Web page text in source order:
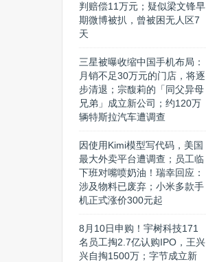
判赔偿11万元；疑似梁文锋早
期微博被扒，曾被困无人区7
天
三星被曝收缩中国手机布局：
月销不足30万元的门店，将逐
步清退；宗馥莉的「同父异母
兄弟」成立新公司；约120万
辆特斯拉汽车遭调查
因使用Kimi模型写代码，美国
最大外卖平台遭调查；员工临
下班对嘴喷奶油！瑞幸回应：
涉及物料已废弃；小米多款手
机正式涨价300元起
8月10日申购！宇树科技171
名员工掏2.7亿认购IPO，王兴
兴自掏1500万；字节成立新